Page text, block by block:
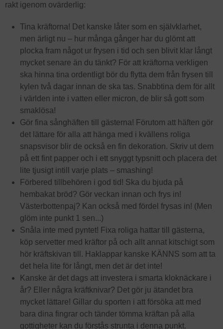
rakt igenom ovärderlig:
Tina kräftorna! Det kanske låter som en självklarhet,
men ärligt nu – hur många gånger har du glömt att
plocka fram något ur frysen i tid och sen blivit klar långt
mycket senare än du tänkt? För att kräftorna verkligen
ska hinna tina ordentligt bör du flytta dem från frysen till
kylen två dagar innan de ska tas. Snabbtina dem för allt
i världen inte i vatten eller micron, de blir så gott som
smaklösa!
Gör fina sånghäften till gästerna! Förutom att häften gör
det lättare för alla att hänga med i kvällens roliga
snapsvisor blir de också en fin dekoration. Skriv ut dem
på ett fint papper och i ett snyggt typsnitt och placera det
lite tjusigt intill varje plats – smashing!
Förbered tillbehören i god tid! Ska du bjuda på
hembakat bröd? Gör veckan innan och frys in!
Västerbottenpaj? Kan också med fördel frysas in! (Men
glöm inte punkt 1 sen...)
Snåla inte med pyntet! Fixa roliga hattar till gästerna,
köp servetter med kräftor på och allt annat kitschigt som
hör kräftskivan till. Haklappar kanske KÄNNS som att ta
det hela lite för långt, men det är det inte!
Kanske är det dags att investera i smarta kloknäckare i
år? Eller några kräftknivar? Det gör ju ätandet bra
mycket lättare! Gillar du sporten i att försöka att med
bara dina fingrar och tänder tömma kräftan på alla
gottigheter kan du förstås strunta i denna punkt.